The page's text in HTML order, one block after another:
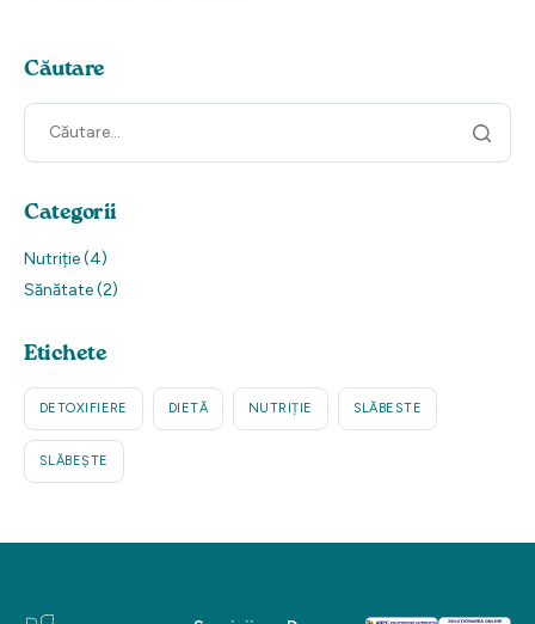
Căutare
Categorii
Nutriție(4)
Sănătate(2)
Etichete
DETOXIFIERE DIETĂ NUTRIȚIE SLĂBESTE
SLĂBEȘTE